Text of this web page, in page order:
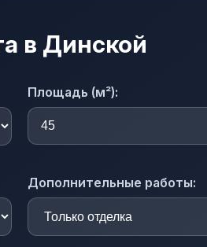
в Динской
Площадь (м²):
Дополнительные работы: